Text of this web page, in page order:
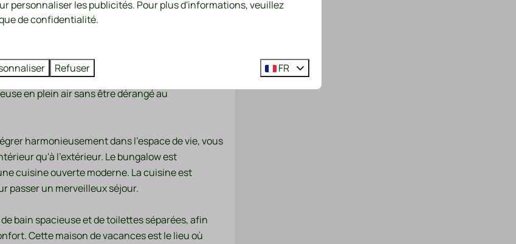
Lavage et séchage
Sèche-linge
Sécurité
Extincteur
Détecteur de fumée
à l'aise dans la nature et profite de la
de luxe et de confort, idéale pour un séjour de
vous disposez de tout ce dont vous
en plein air sans être dérangé au
harmonieusement dans l'espace de vie, vous
qu'à l'extérieur. Le bungalow est
cuisine ouverte moderne. La cuisine est
passer un merveilleux séjour.
bain spacieuse et de toilettes séparées, afin
Cette maison de vacances est le lieu où
personnaliser les publicités. Pour plus d'informations, veuillez
de confidentialité.
Refuser FR